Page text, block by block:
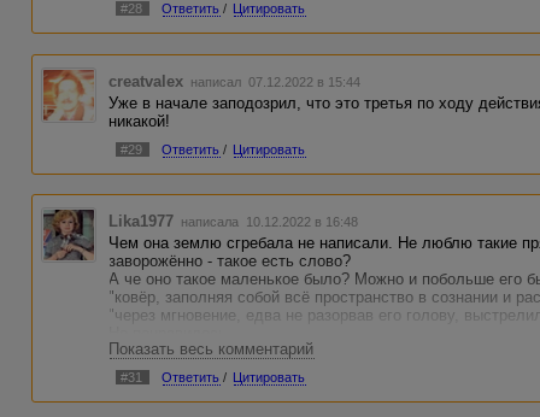
#28 Ответить / Цитировать
creatvalex написал 07.12.2022 в 15:44
Уже в начале заподозрил, что это третья по ходу
никакой!
#29 Ответить / Цитировать
Lika1977 написала 10.12.2022 в 16:48
Чем она землю сгребала не написали. Не люблю такие
заворожённо - такое есть слово?
А че оно такое маленькое было? Можно и побольше его
"ковёр, заполняя собой всё пространство в сознании и
"через мгновение, едва не разорвав его голову,
Что к чему, вообще. Минус. Но не за котов, просто не
Показать весь комментарий
#31 Ответить / Цитировать